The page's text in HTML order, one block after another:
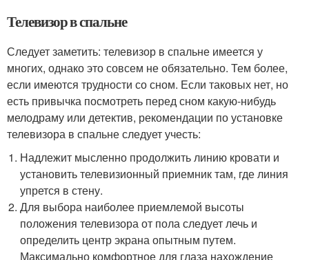
Телевизор в спальне
Следует заметить: телевизор в спальне имеется у
многих, однако это совсем не обязательно. Тем более,
если имеются трудности со сном. Если таковых нет, но
есть привычка посмотреть перед сном какую-нибудь
мелодраму или детектив, рекомендации по установке
телевизора в спальне следует учесть:
Надлежит мысленно продолжить линию кровати и
установить телевизионный приемник там, где линия
упрется в стену.
Для выбора наиболее приемлемой высоты
положения телевизора от пола следует лечь и
определить центр экрана опытным путем.
Максимально комфортное для глаза нахождение